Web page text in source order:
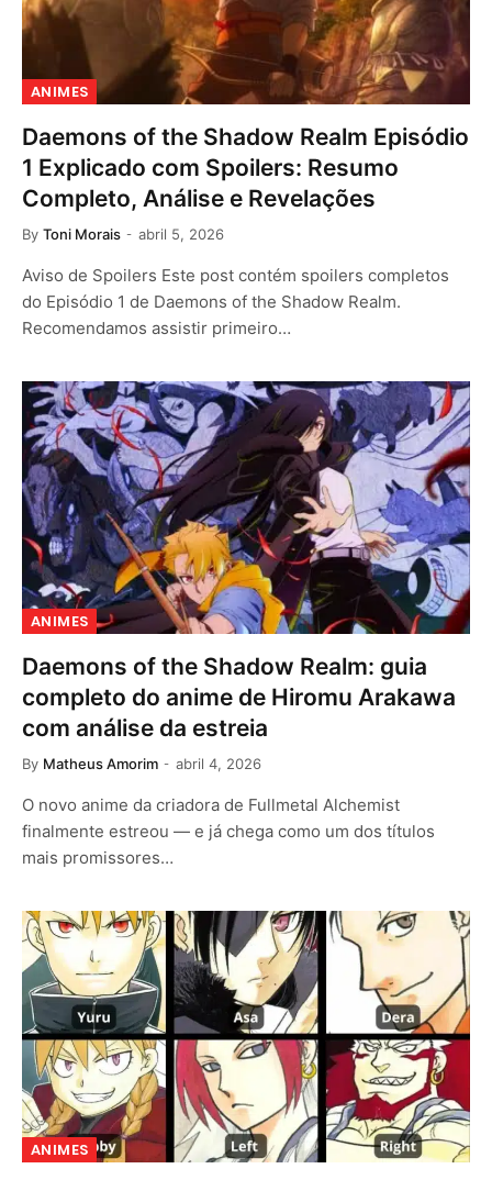
ANIMES
Daemons of the Shadow Realm Episódio
1 Explicado com Spoilers: Resumo
Completo, Análise e Revelações
By Toni Morais abril 5, 2026
Aviso de Spoilers Este post contém spoilers completos
do Episódio 1 de Daemons of the Shadow Realm.
Recomendamos assistir primeiro…
ANIMES
Daemons of the Shadow Realm: guia
completo do anime de Hiromu Arakawa
com análise da estreia
By Matheus Amorim abril 4, 2026
O novo anime da criadora de Fullmetal Alchemist
finalmente estreou — e já chega como um dos títulos
mais promissores…
ANIMES